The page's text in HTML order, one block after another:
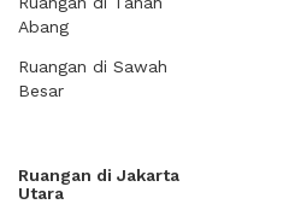
Abang
Ruangan di Sawah
Besar
Ruangan di Jakarta
Utara